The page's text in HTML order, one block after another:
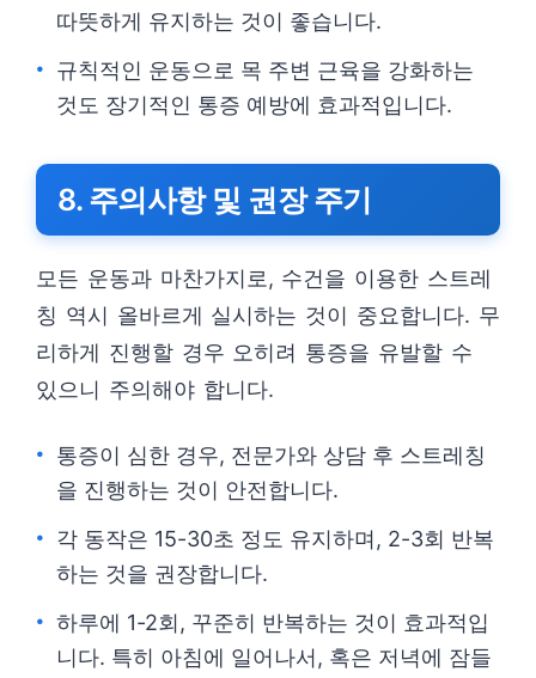
따뜻하게 유지하는 것이 좋습니다.
규칙적인 운동으로 목 주변 근육을 강화하는
것도 장기적인 통증 예방에 효과적입니다.
8. 주의사항 및 권장 주기
모든 운동과 마찬가지로, 수건을 이용한 스트레
칭 역시 올바르게 실시하는 것이 중요합니다. 무
리하게 진행할 경우 오히려 통증을 유발할 수
있으니 주의해야 합니다.
통증이 심한 경우, 전문가와 상담 후 스트레칭
을 진행하는 것이 안전합니다.
각 동작은 15-30초 정도 유지하며, 2-3회 반복
하는 것을 권장합니다.
하루에 1-2회, 꾸준히 반복하는 것이 효과적입
니다. 특히 아침에 일어나서, 혹은 저녁에 잠들